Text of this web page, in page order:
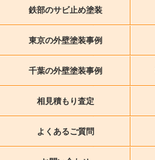
鉄部のサビ止め塗装
東京の外壁塗装事例
千葉の外壁塗装事例
相見積もり査定
よくあるご質問